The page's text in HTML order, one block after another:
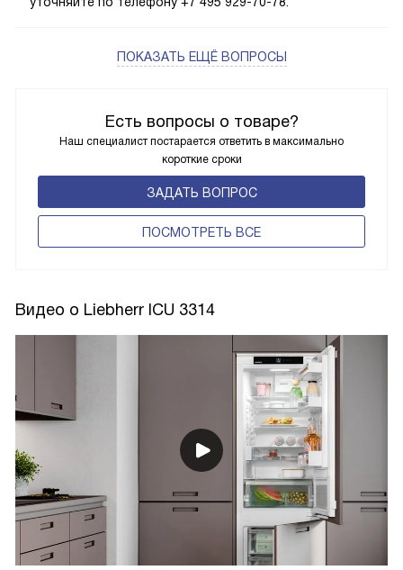
Есть вопросы о товаре?
Наш специалист постарается ответить в максимально
короткие сроки
ЗАДАТЬ ВОПРОС
ПОCМОТРЕТЬ ВСЕ
ПОКАЗАТЬ ЕЩЁ ВОПРОСЫ
Видео о Liebherr ICU 3314